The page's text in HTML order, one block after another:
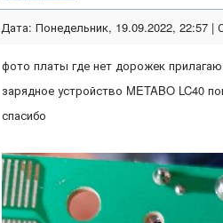
Дата: Понедельник, 19.09.2022, 22:57 |
фото платы где нет дорожек
зарядное устройство METABO LC40
спасибо